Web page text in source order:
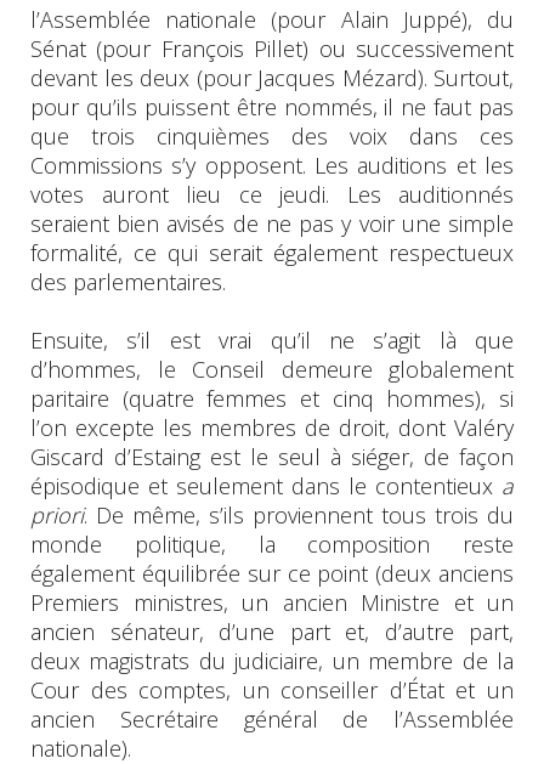
l’Assemblée nationale (pour Alain Juppé), du
Sénat (pour François Pillet) ou successivement
devant les deux (pour Jacques Mézard). Surtout,
pour qu’ils puissent être nommés, il ne faut pas
que trois cinquièmes des voix dans ces
Commissions s’y opposent. Les auditions et les
votes auront lieu ce jeudi. Les auditionnés
seraient bien avisés de ne pas y voir une simple
formalité, ce qui serait également respectueux
des parlementaires.
Ensuite, s’il est vrai qu’il ne s’agit là que
d’hommes, le Conseil demeure globalement
paritaire (quatre femmes et cinq hommes), si
l’on excepte les membres de droit, dont Valéry
Giscard d’Estaing est le seul à siéger, de façon
épisodique et seulement dans le contentieux a
priori. De même, s’ils proviennent tous trois du
monde politique, la composition reste
également équilibrée sur ce point (deux anciens
Premiers ministres, un ancien Ministre et un
ancien sénateur, d’une part et, d’autre part,
deux magistrats du judiciaire, un membre de la
Cour des comptes, un conseiller d’État et un
ancien Secrétaire général de l’Assemblée
nationale).